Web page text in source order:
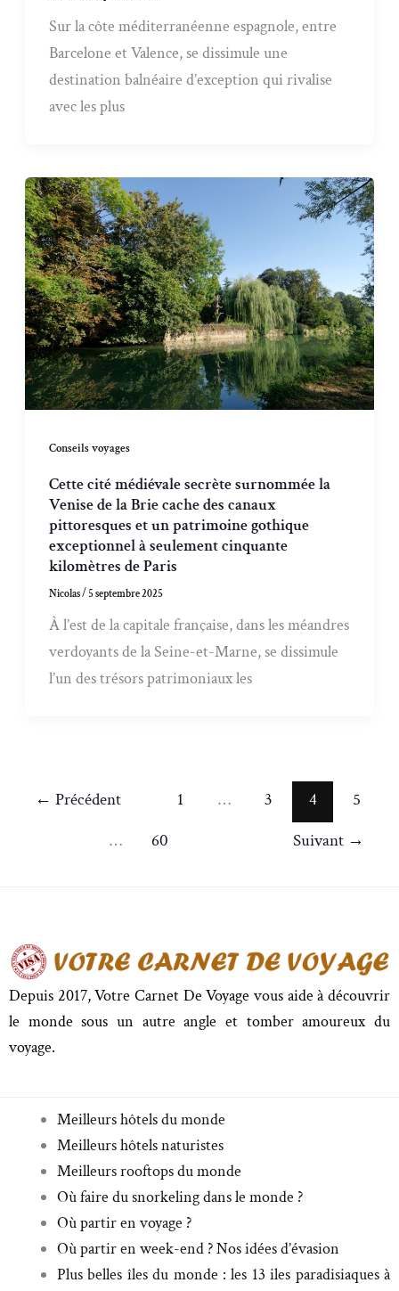
Sur la côte méditerranéenne espagnole, entre
Barcelone et Valence, se dissimule une
destination balnéaire d’exception qui rivalise
avec les plus
Conseils voyages
Cette cité médiévale secrète surnommée la
Venise de la Brie cache des canaux
pittoresques et un patrimoine gothique
exceptionnel à seulement cinquante
kilomètres de Paris
Nicolas/5 septembre 2025
À l’est de la capitale française, dans les méandres
verdoyants de la Seine-et-Marne, se dissimule
l’un des trésors patrimoniaux les
← Précédent 1 … 3 4
5
…
60 Suivant →
Depuis 2017, Votre Carnet De Voyage vous aide à découvrir
le monde sous un autre angle et tomber amoureux du
voyage.
Meilleurs hôtels du monde
Meilleurs hôtels naturistes
Meilleurs rooftops du monde
Où faire du snorkeling dans le monde ?
Où partir en voyage ?
Où partir en week-end ? Nos idées d’évasion
Plus belles îles du monde : les 13 iles paradisiaques à